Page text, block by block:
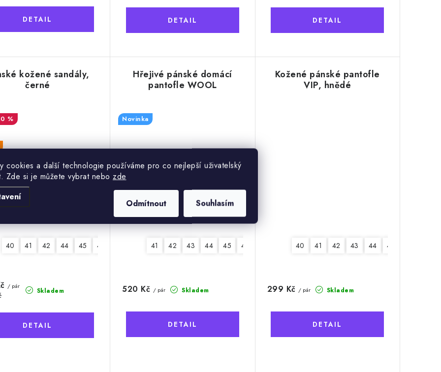
cookies a další technologie používáme pro co nejlepší uživatelský
Zde si je můžete vybrat nebo zde
Odmítnout Souhlasím
48 49 50
kožené sandály,
černé
%
40 41 42 44 45 46
Skladem
/ pár
Hřejivé pánské domácí
pantofle WOOL
Novinka
41 42 43 44 45 46
Skladem
520 Kč / pár
Kožené pánské pantofle
VIP, hnědé
40 41 42 43 44 45
Skladem
299 Kč / pár